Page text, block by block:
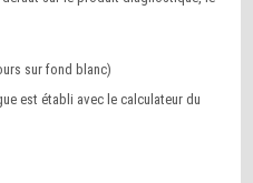
sur fond blanc)
est établi avec le calculateur du